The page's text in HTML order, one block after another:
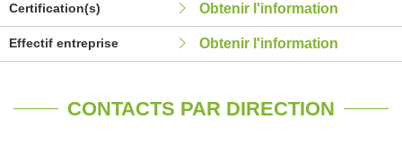
Certification(s) Obtenir l'information
Effectif entreprise Obtenir l'information
CONTACTS PAR DIRECTION